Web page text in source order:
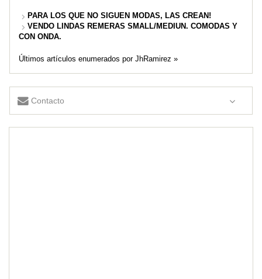
PARA LOS QUE NO SIGUEN MODAS, LAS CREAN!
VENDO LINDAS REMERAS SMALL/MEDIUN. COMODAS Y
CON ONDA.
Últimos artículos enumerados por JhRamirez »
Contacto